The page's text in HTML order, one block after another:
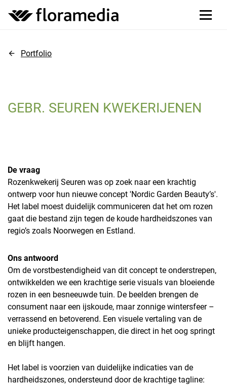
Portfolio
GEBR. SEUREN KWEKERIJENEN
De vraag
Rozenkwekerij Seuren was op zoek naar een krachtig
ontwerp voor hun nieuwe concept 'Nordic Garden Beauty’s'.
Het label moest duidelijk communiceren dat het om rozen
gaat die bestand zijn tegen de koude hardheidszones van
regio’s zoals Noorwegen en Estland.
Ons antwoord
Om de vorstbestendigheid van dit concept te onderstrepen,
ontwikkelden we een krachtige serie visuals van bloeiende
rozen in een besneeuwde tuin. De beelden brengen de
consument naar een ijskoude, maar zonnige wintersfeer –
verrassend en betoverend. Een visuele vertaling van de
unieke producteigenschappen, die direct in het oog springt
en blijft hangen.
Het label is voorzien van duidelijke indicaties van de
hardheidszones, ondersteund door de krachtige tagline: